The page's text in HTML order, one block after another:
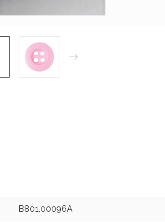
B801.00096A